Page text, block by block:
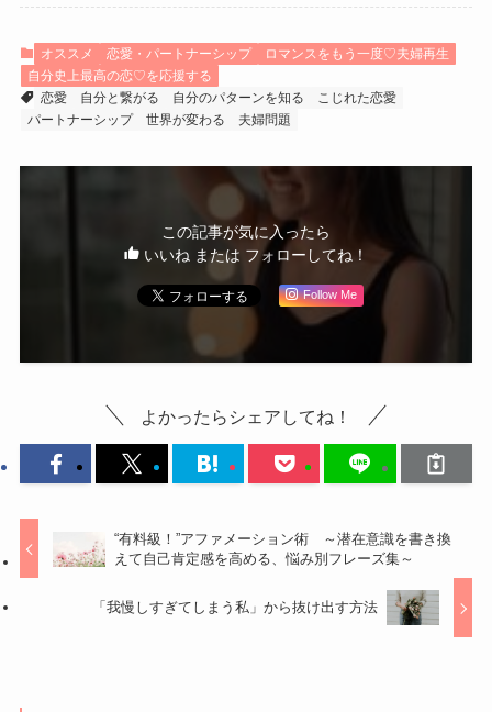
オススメ 恋愛・パートナーシップ
ロマンスをもう一度♡夫婦再生
自分史上最高の恋♡を応援する
恋愛
自分と繋がる 自分のパターンを知る
こじれた恋愛
パートナーシップ
世界が変わる 夫婦問題
この記事が気に入ったら
いいね または フォローしてね！
Follow Me
よかったらシェアしてね！
“有料級！”アファメーション術 ～潜在意識を書き換
えて自己肯定感を高める、悩み別フレーズ集～
「我慢しすぎてしまう私」から抜け出す方法